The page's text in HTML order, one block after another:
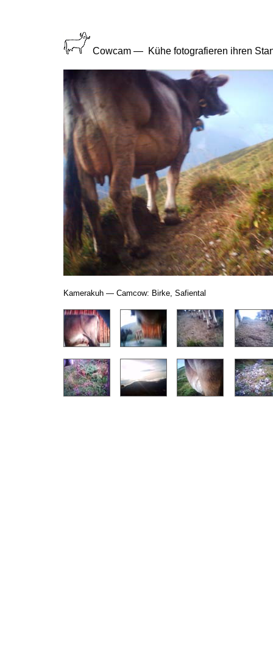
Cowcam — Kühe fotografieren ihren
Kamerakuh — Camcow: Birke, Safiental